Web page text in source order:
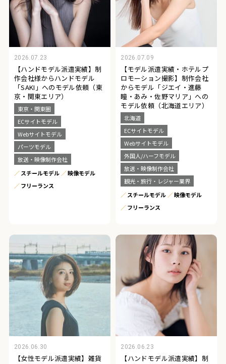
2026.07.23
【ハンドモデル派遣実績】制
作会社様からハンドモデル
「SAKI」へのモデル依頼（東
京・関東エリア）
東京・関東圏
ECサイトモデル
Webサイトモデル
パーツモデル
放送・映像制作会社
スチールモデル
映像モデル
フリーランス
2026.07.09
【モデル派遣実績・ホテルプ
ロモーション撮影】制作会社
からモデル「ジエイ・進藤
瞳・あみ・佐野マリア」への
モデル依頼（北海道エリア）
北海道
ECサイトモデル
Webサイトモデル
外国人/ハーフモデル
放送・映像制作会社
観光・旅行・レジャー業界
スチールモデル
映像モデル
フリーランス
2026.06.30
【女性モデル派遣実績】雑貨
2026.06.23
【ハンドモデル派遣実績】制